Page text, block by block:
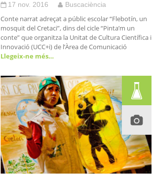
17 nov. 2016 Buscaciència
Conte narrat adreçat a públic escolar “Flebotín, un
mosquit del Cretaci”, dins del cicle “Pinta’m un
conte” que organitza la Unitat de Cultura Científica i
Innovació (UCC+i) de l’Àrea de Comunicació
Llegeix-ne més…